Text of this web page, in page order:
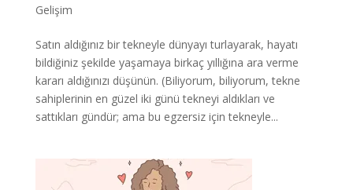
Gelişim
Satın aldığınız bir tekneyle dünyayı turlayarak, hayatı
bildiğiniz şekilde yaşamaya birkaç yıllığına ara verme
kararı aldığınızı düşünün. (Biliyorum, biliyorum, tekne
sahiplerinin en güzel iki günü tekneyi aldıkları ve
sattıkları gündür; ama bu egzersiz için tekneyle...